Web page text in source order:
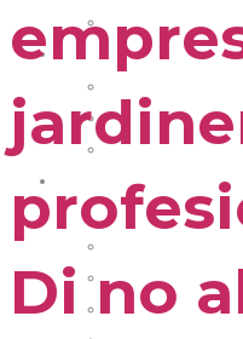
¿CÓMO ASOCIARSE?
Testimoniales
Formulario de
EMPRESAS ASOCIADAS
ACTUALIDAD
Vídeos
Convenios y
Di no